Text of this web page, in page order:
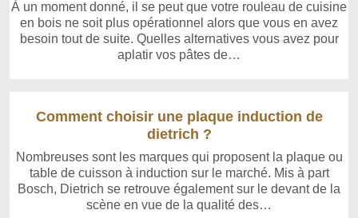
À un moment donné, il se peut que votre rouleau de cuisine
en bois ne soit plus opérationnel alors que vous en avez
besoin tout de suite. Quelles alternatives vous avez pour
aplatir vos pâtes de…
Comment choisir une plaque induction de
dietrich ?
Nombreuses sont les marques qui proposent la plaque ou
table de cuisson à induction sur le marché. Mis à part
Bosch, Dietrich se retrouve également sur le devant de la
scène en vue de la qualité des…